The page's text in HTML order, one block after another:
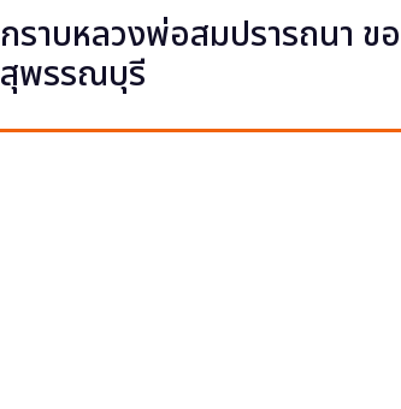
กราบหลวงพ่อสมปรารถนา ข
สุพรรณบุรี